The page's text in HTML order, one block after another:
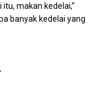
makan kedelai,”
banyak kedelai yang